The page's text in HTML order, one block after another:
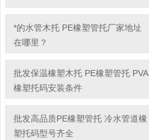
*的水管木托 PE橡塑管托厂家地址
在哪里？
批发保温橡塑木托 PE橡塑管托 PVA
橡塑托码安装条件
批发高品质PE橡塑管托 冷水管道橡
塑托码型号齐全